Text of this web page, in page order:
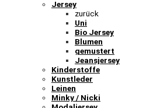
Jersey
zurück
Uni
Bio Jersey
Blumen
gemustert
Jeansjersey
Kinderstoffe
Kunstleder
Leinen
Minky / Nicki